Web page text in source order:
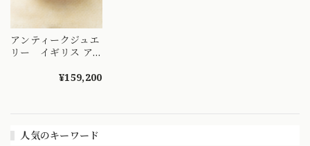
人気のキーワード
アンティークジュエ
リー イギリス ア
1880年 K15 ロード¥159,200